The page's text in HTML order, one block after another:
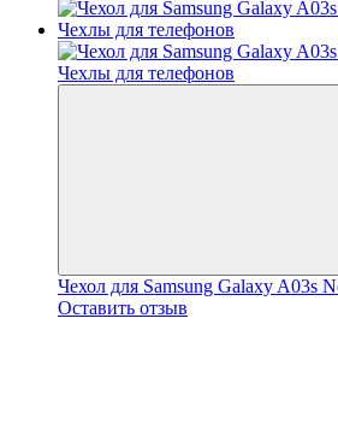
Чехол для Samsung Galaxy A03s
Оставить отзыв